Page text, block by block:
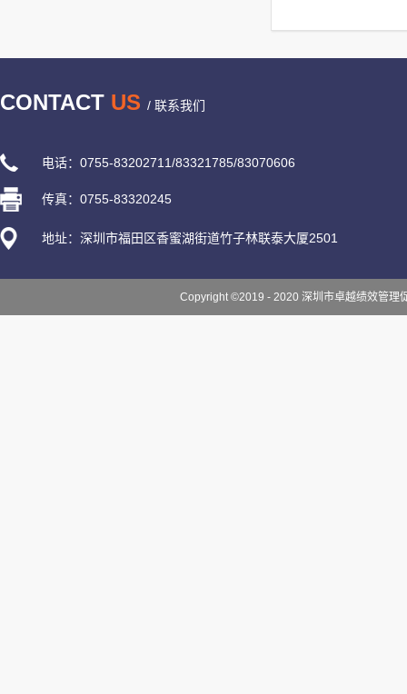
CONTACT US / 联系我们
电话：0755-83202711/83321785/83070606
传真：0755-83320245
地址：深圳市福田区香蜜湖街道竹子林联泰大厦2501
Copyright ©2019 - 2020 深圳市卓越绩效管理